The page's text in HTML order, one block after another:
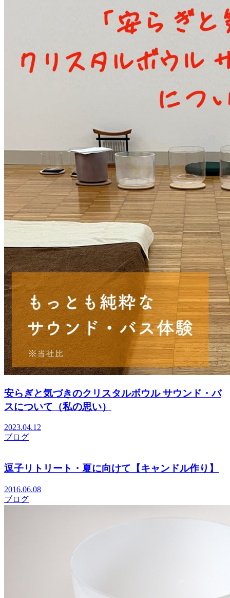
安らぎと気づきのクリスタルボウル サウンド・バ
スについて（私の思い）
2023.04.12
ブログ
逗子リトリート・夏に向けて【キャンドル作り】
2016.06.08
ブログ